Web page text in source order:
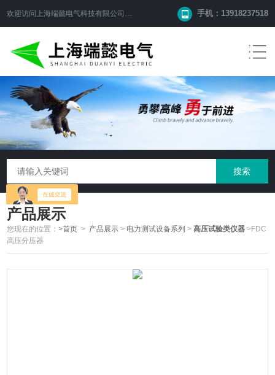
欢迎访问 上海端懿电气科技有限公司 网站！ 手机：13918237518
产品展示
您现在的位置：>首页 > 产品展示 > 电力测试设备系列 >高压试验类仪器 >FDC
高压分压器